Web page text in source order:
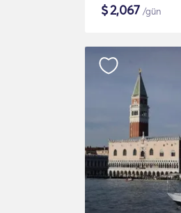
$2,067 /gün